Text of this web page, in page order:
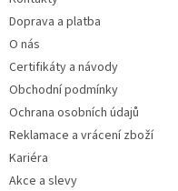
Doprava a platba
O nás
Certifikáty a návody
Obchodní podmínky
Ochrana osobních údajů
Reklamace a vrácení zboží
Kariéra
Akce a slevy